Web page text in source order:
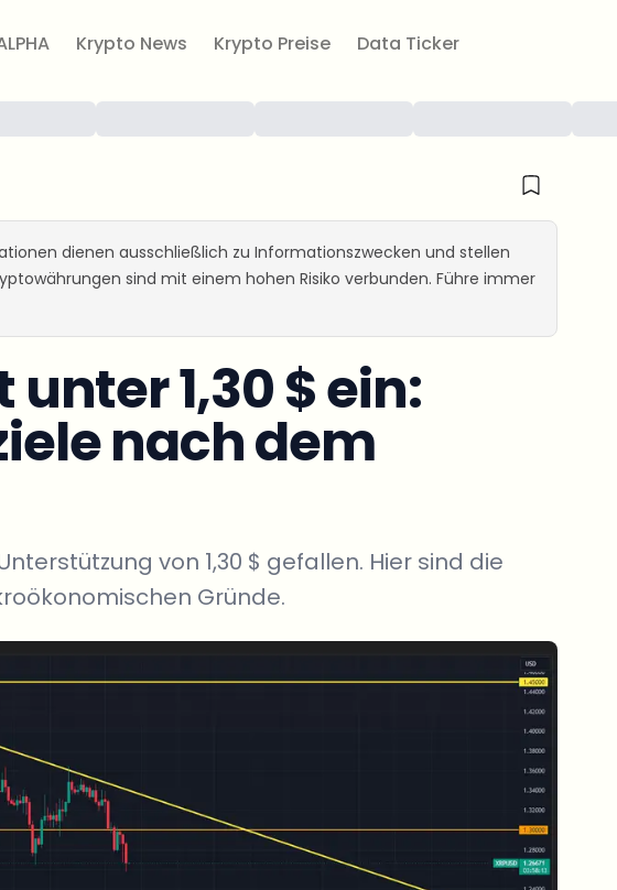
Krypto News Krypto Preise Data Ticker
dienen ausschließlich zu Informationszwecken und stellen
sind mit einem hohen Risiko verbunden. Führe immer
unter 1,30 $ ein:
nach dem
von 1,30 $ gefallen. Hier sind die
Gründe.